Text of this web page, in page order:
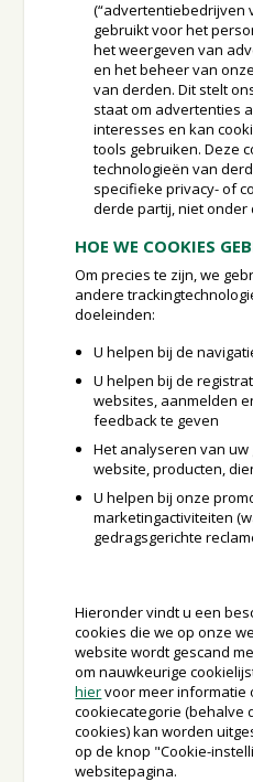
(“advertentiebedrijven
gebruikt voor het
het weergeven van
en het beheer van
van derden. Dit stelt
staat om advertenties
interesses en kan
tools gebruiken. Deze
technologieën van
specifieke privacy- of
derde partij, niet onder
HOE WE COOKIES
Om precies te zijn, we
andere
doeleinden:
U helpen bij de
U helpen bij de
websites, aanmelden
feedback te geven
Het analyseren van
website, producten,
U helpen bij onze
marketingactiviteiten
gedragsgerichte
Hieronder vindt u een
cookies die we op onze
website wordt gescand
om nauwkeurige
hiervoor meer informatie
cookiecategorie (behalve
cookies) kan worden
op de knop "Cookie-
websitepagina.